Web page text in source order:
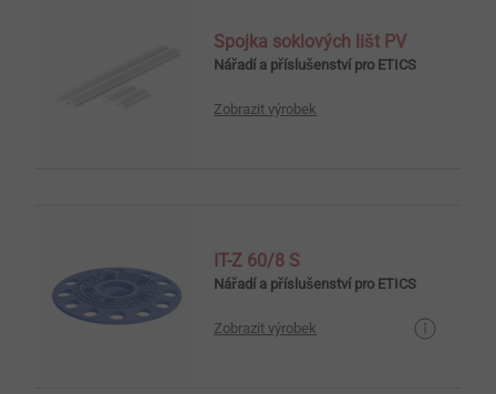
Spojka soklových lišt PV
Nářadí a příslušenství pro ETICS
Zobrazit výrobek
IT-Z 60/8 S
Nářadí a příslušenství pro ETICS
Zobrazit výrobek